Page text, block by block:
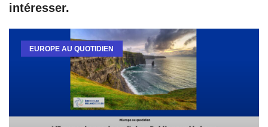
intéresser.
EUROPE AU QUOTIDIEN